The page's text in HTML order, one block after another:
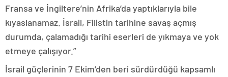
Fransa ve İngiltere’nin Afrika’da yaptıklarıyla bile
kıyaslanamaz. İsrail, Filistin tarihine savaş açmış
durumda, çalamadığı tarihi eserleri de yıkmaya ve yok
etmeye çalışıyor.”
İsrail güçlerinin 7 Ekim’den beri sürdürdüğü kapsamlı